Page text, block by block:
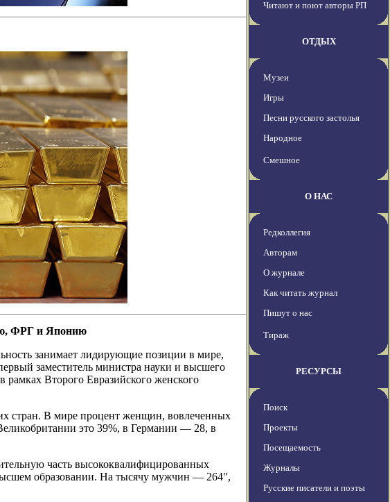
ФРГ и Японию
занимает лидирующие позиции в мире,
заместитель министра науки и высшего
рамках Второго Евразийского женского
стран. В мире процент женщин, вовлеченных
это 39%, в Германии — 28, в
часть высококвалифицированных
образовании. На тысячу мужчин — 264",
Читают и поют авторы РП
ОТДЫХ
Музеи
Игры
Песни русского застолья
Народное
Смешное
О НАС
Редколлегия
Авторам
О журнале
Как читать журнал
Пишут о нас
Тираж
РЕСУРСЫ
Поиск
Проекты
Посещаемость
Журналы
Русские писатели и поэты